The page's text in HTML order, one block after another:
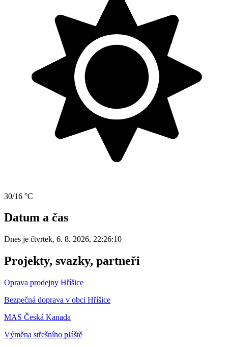
30/16 °C
Datum a čas
Dnes je čtvrtek, 6. 8. 2026, 22:26:10
Projekty, svazky, partneři
Oprava prodejny Hříšice
Bezpečná doprava v obci Hříšice
MAS Česká Kanada
Výměna střešního pláště